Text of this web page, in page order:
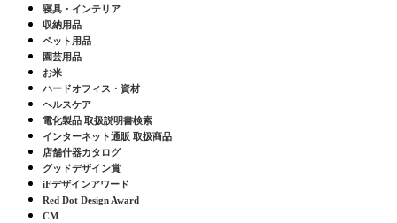
寝具・インテリア
収納用品
ペット用品
園芸用品
お米
ハードオフィス・資材
ヘルスケア
電化製品 取扱説明書検索
インターネット通販 取扱商品
店舗什器カタログ
グッドデザイン賞
iFデザインアワード
Red Dot Design Award
CM